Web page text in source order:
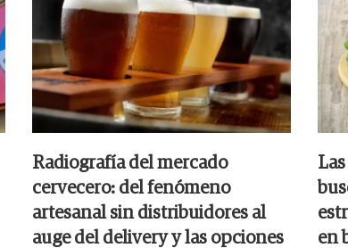
Radiografía del mercado
cervecero: del fenómeno
artesanal sin distribuidores al
auge del delivery y las opciones
en